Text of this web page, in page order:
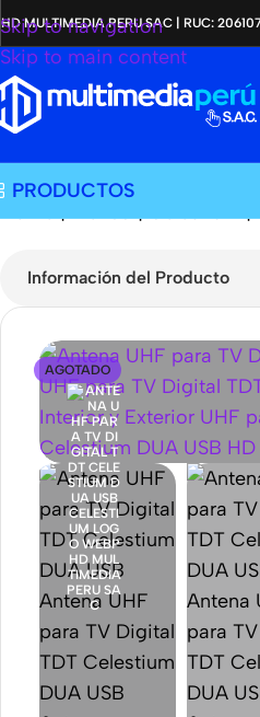
Skip to navigation
Skip to main content
HD MULTIMEDIA PERU SAC | RUC:
PRODUCTOS
Home | Tienda | Celestium |
Información del Producto
AGOTADO